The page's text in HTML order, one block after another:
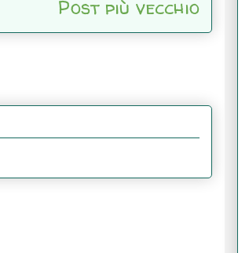
Post più vecchio